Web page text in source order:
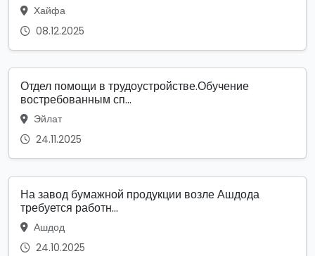
Хайфа
08.12.2025
Отдел помощи в трудоустройстве.Обучение
востребованным сп...
Эйлат
24.11.2025
На завод бумажной продукции возле Ашдода
требуется работн...
Ашдод
24.10.2025